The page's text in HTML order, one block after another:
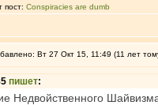
пост: Conspiracies are dumb
Вт 27 Окт 15, 11:49 (11 лет
пишет:
Недвойственного